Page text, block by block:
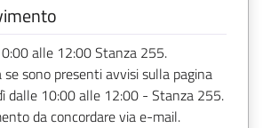
alle 12:00 Stanza 255.
sono presenti avvisi sulla pagina
dalle 10:00 alle 12:00 - Stanza 255.
da concordare via e-mail.